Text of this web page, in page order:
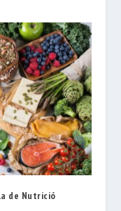
de Nutrició